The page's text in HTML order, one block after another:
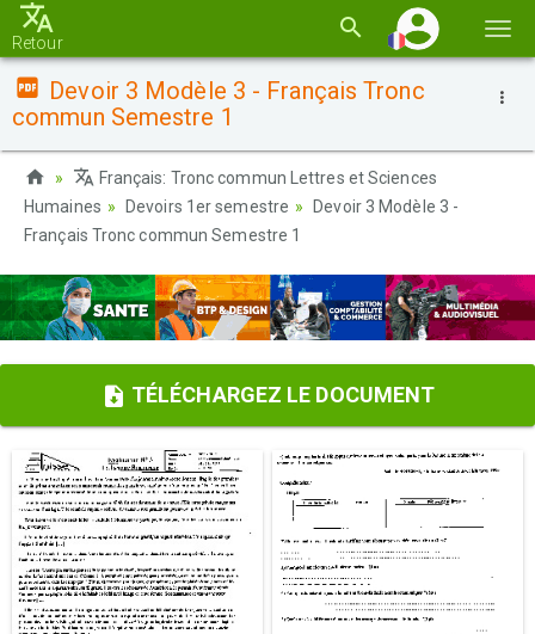
la
Retour
Devoir 3 Modèle 3 - Français Tronc
commun Semestre 1
Français: Tronc commun Lettres et Sciences
Humaines
Devoirs 1er semestre
Devoir 3 Modèle 3 -
Français Tronc commun Semestre 1
TÉLÉCHARGEZ LE DOCUMENT